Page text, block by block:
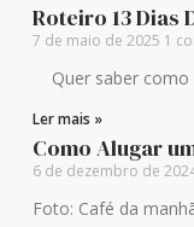
Roteiro 13 Dias
7 de maio de 2025 1
Quer saber como
Ler mais »
Como Alugar
6 de dezembro de
Foto: Café da